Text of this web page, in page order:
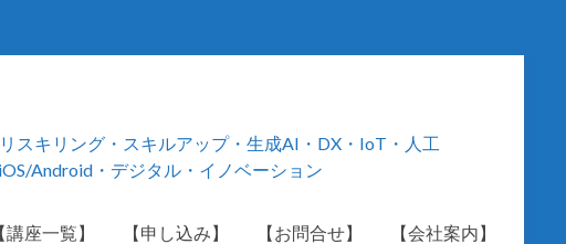
スキリング・スキルアップ・生成AI・DX・IoT・人工
Android・デジタル・イノベーション
【講座一覧】 【申し込み】 【お問合せ】 【会社案内】